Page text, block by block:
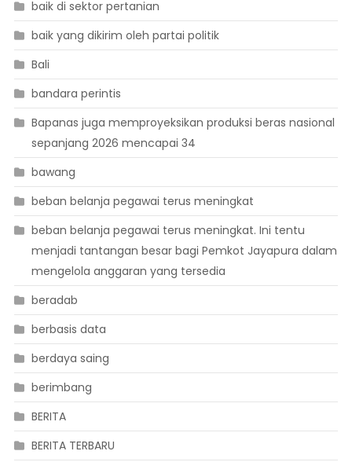
baik di sektor pertanian
baik yang dikirim oleh partai politik
Bali
bandara perintis
Bapanas juga memproyeksikan produksi beras nasional
sepanjang 2026 mencapai 34
bawang
beban belanja pegawai terus meningkat
beban belanja pegawai terus meningkat. Ini tentu
menjadi tantangan besar bagi Pemkot Jayapura dalam
mengelola anggaran yang tersedia
beradab
berbasis data
berdaya saing
berimbang
BERITA
BERITA TERBARU